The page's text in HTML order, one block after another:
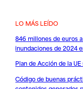
LO MÁS LEÍDO
846 millones de euros
inundaciones de 2024
Plan de Acción de la
Código de buenas